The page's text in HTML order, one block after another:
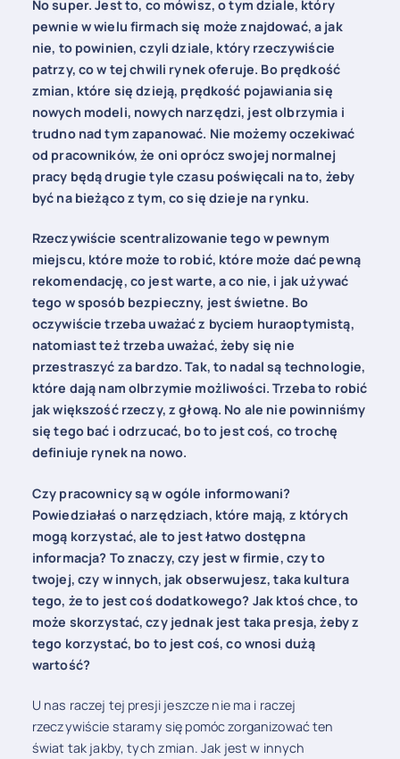
No super. Jest to, co mówisz, o tym dziale, który
pewnie w wielu firmach się może znajdować, a jak
nie, to powinien, czyli dziale, który rzeczywiście
patrzy, co w tej chwili rynek oferuje. Bo prędkość
zmian, które się dzieją, prędkość pojawiania się
nowych modeli, nowych narzędzi, jest olbrzymia i
trudno nad tym zapanować. Nie możemy oczekiwać
od pracowników, że oni oprócz swojej normalnej
pracy będą drugie tyle czasu poświęcali na to, żeby
być na bieżąco z tym, co się dzieje na rynku.
Rzeczywiście scentralizowanie tego w pewnym
miejscu, które może to robić, które może dać pewną
rekomendację, co jest warte, a co nie, i jak używać
tego w sposób bezpieczny, jest świetne. Bo
oczywiście trzeba uważać z byciem huraoptymistą,
natomiast też trzeba uważać, żeby się nie
przestraszyć za bardzo. Tak, to nadal są technologie,
które dają nam olbrzymie możliwości. Trzeba to robić
jak większość rzeczy, z głową. No ale nie powinniśmy
się tego bać i odrzucać, bo to jest coś, co trochę
definiuje rynek na nowo.
Czy pracownicy są w ogóle informowani?
Powiedziałaś o narzędziach, które mają, z których
mogą korzystać, ale to jest łatwo dostępna
informacja? To znaczy, czy jest w firmie, czy to
twojej, czy w innych, jak obserwujesz, taka kultura
tego, że to jest coś dodatkowego? Jak ktoś chce, to
może skorzystać, czy jednak jest taka presja, żeby z
tego korzystać, bo to jest coś, co wnosi dużą
wartość?
U nas raczej tej presji jeszcze nie ma i raczej
rzeczywiście staramy się pomóc zorganizować ten
świat tak jakby, tych zmian. Jak jest w innych